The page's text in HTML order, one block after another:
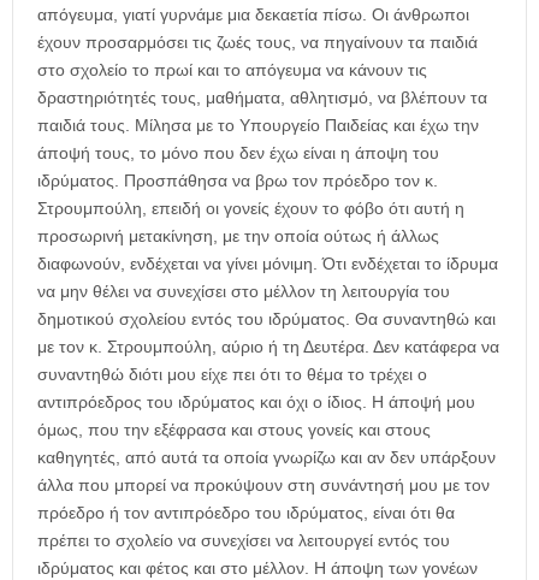
απόγευμα, γιατί γυρνάμε μια δεκαετία πίσω. Οι άνθρωποι
έχουν προσαρμόσει τις ζωές τους, να πηγαίνουν τα παιδιά
στο σχολείο το πρωί και το απόγευμα να κάνουν τις
δραστηριότητές τους, μαθήματα, αθλητισμό, να βλέπουν τα
παιδιά τους. Μίλησα με το Υπουργείο Παιδείας και έχω την
άποψή τους, το μόνο που δεν έχω είναι η άποψη του
ιδρύματος. Προσπάθησα να βρω τον πρόεδρο τον κ.
Στρουμπούλη, επειδή οι γονείς έχουν το φόβο ότι αυτή η
προσωρινή μετακίνηση, με την οποία ούτως ή άλλως
διαφωνούν, ενδέχεται να γίνει μόνιμη. Ότι ενδέχεται το ίδρυμα
να μην θέλει να συνεχίσει στο μέλλον τη λειτουργία του
δημοτικού σχολείου εντός του ιδρύματος. Θα συναντηθώ και
με τον κ. Στρουμπούλη, αύριο ή τη Δευτέρα. Δεν κατάφερα να
συναντηθώ διότι μου είχε πει ότι το θέμα το τρέχει ο
αντιπρόεδρος του ιδρύματος και όχι ο ίδιος. Η άποψή μου
όμως, που την εξέφρασα και στους γονείς και στους
καθηγητές, από αυτά τα οποία γνωρίζω και αν δεν υπάρξουν
άλλα που μπορεί να προκύψουν στη συνάντησή μου με τον
πρόεδρο ή τον αντιπρόεδρο του ιδρύματος, είναι ότι θα
πρέπει το σχολείο να συνεχίσει να λειτουργεί εντός του
ιδρύματος και φέτος και στο μέλλον. Η άποψη των γονέων